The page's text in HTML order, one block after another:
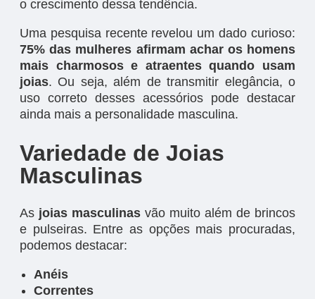
o crescimento dessa tendência.
Uma pesquisa recente revelou um dado curioso:
75% das mulheres afirmam achar os homens
mais charmosos e atraentes quando usam
joias. Ou seja, além de transmitir elegância, o
uso correto desses acessórios pode destacar
ainda mais a personalidade masculina.
Variedade de Joias
Masculinas
As joias masculinas vão muito além de brincos
e pulseiras. Entre as opções mais procuradas,
podemos destacar:
Anéis
Correntes